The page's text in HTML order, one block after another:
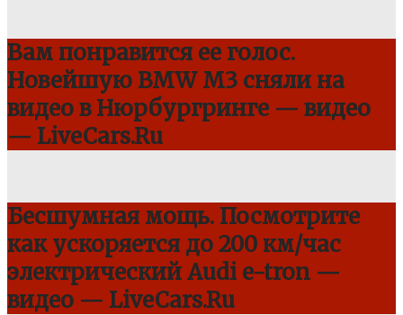
Вам понравится ее голос.
Новейшую BMW M3 сняли на
видео в Нюрбургринге — видео
— LiveCars.Ru
Бесшумная мощь. Посмотрите
как ускоряется до 200 км/час
электрический Audi e-tron —
видео — LiveCars.Ru